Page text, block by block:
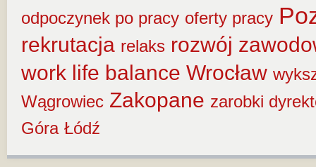
odpoczynek po pracy oferty pracy
rekrutacja relaks rozwój
work life balance Wrocław
Wągrowiec Zakopane zarobki
Góra Łódź